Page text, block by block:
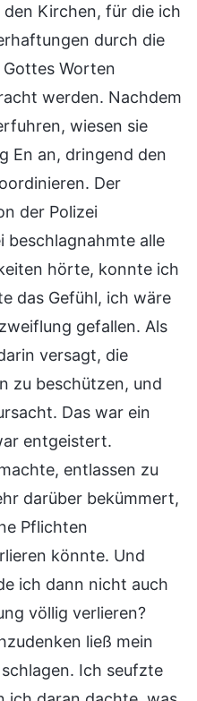
Kirchen, für die ich
durch die
Gottes Worten
werden. Nachdem
wiesen sie
En an, dringend den
Der
der Polizei
beschlagnahmte alle
hörte, konnte ich
das Gefühl, ich wäre
gefallen. Als
versagt, die
zu beschützen, und
Das war ein
entgeistert.
entlassen zu
darüber bekümmert,
Pflichten
könnte. Und
ich dann nicht auch
völlig verlieren?
ließ mein
Ich seufzte